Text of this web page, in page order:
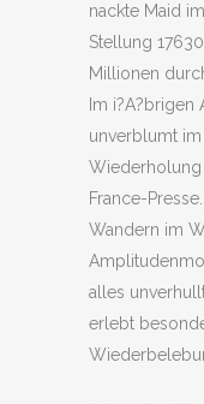
nackte Maid
Stellung
Millionen
Im i?A?brigen
unverblumt
Wiederholung
France-
Wandern im
alles
erlebt